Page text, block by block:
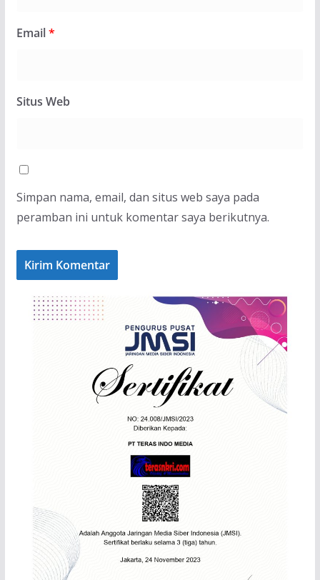
Email*
Situs Web
Simpan nama, email, dan situs web saya pada
peramban ini untuk komentar saya berikutnya.